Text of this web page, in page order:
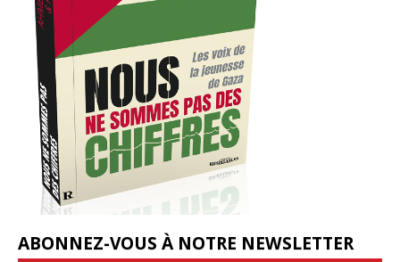
ABONNEZ-VOUS À NOTRE NEWSLETTER